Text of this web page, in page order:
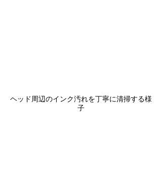
ヘッド周辺のインク汚れを丁寧に清掃する様
子